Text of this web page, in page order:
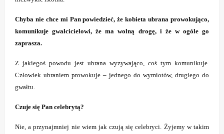
Chyba nie chce mi Pan powiedzieć, że kobieta ubrana prowokująco,
komunikuje gwałcicielowi, że ma wolną drogę, i że w ogóle go
zaprasza.
Z jakiegoś powodu jest ubrana wyzywająco, coś tym komunikuje.
Człowiek ubraniem prowokuje – jednego do wymiotów, drugiego do
gwałtu.
Czuje się Pan celebrytą?
Nie, a przynajmniej nie wiem jak czują się celebryci. Żyjemy w takim